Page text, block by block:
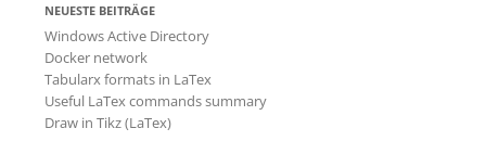
NEUESTE BEITRÄGE
Windows Active Directory
Docker network
Tabularx formats in LaTex
Useful LaTex commands summary
Draw in Tikz (LaTex)